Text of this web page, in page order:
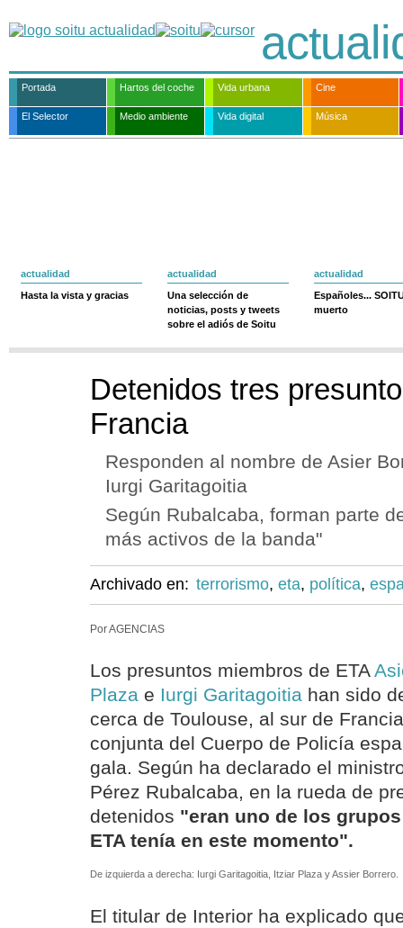
Portada Hartos del coche Vida urbana Cine
El Selector Medio ambiente Vida digital Música
actualidad
Hasta la vista y gracias
actualidad
Una selección de
noticias, posts y tweets
sobre el adiós de Soitu
actualidad
Españoles...
muerto
Detenidos tres
Francia
Responden al nombre de Asier
Iurgi Garitagoitia
Según Rubalcaba, forman parte
más activos de la banda"
Archivado en: terrorismo, eta, política,
Por AGENCIAS
Los presuntos miembros de ETA
Plaza e Iurgi Garitagoitia han sido
cerca de Toulouse, al sur de
conjunta del Cuerpo de Policía
gala. Según ha declarado el
Pérez Rubalcaba, en la rueda de
detenidos "eran uno de los
ETA tenía en este momento".
De izquierda a derecha: Iurgi Garitagoitia, Itziar Plaza y Assier Borrero.
El titular de Interior ha explicado